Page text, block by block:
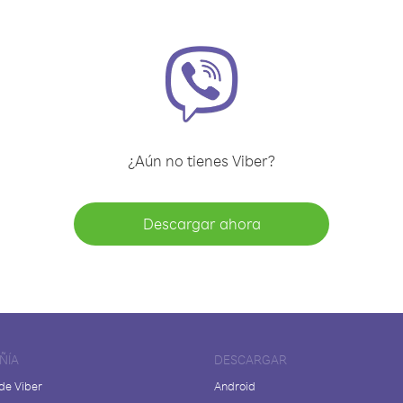
¿Aún no tienes Viber?
Descargar ahora
Viber
DESCARGAR
Android